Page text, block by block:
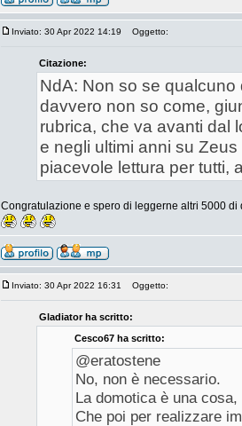
Inviato: 30 Apr 2022 14:19 Oggetto:
Citazione:
NdA: Non so se qualcuno
davvero non so come,
rubrica, che va avanti dal
e negli ultimi anni su
piacevole lettura per tutti,
Congratulazione e spero di leggerne altri 5000 di
Inviato: 30 Apr 2022 16:31 Oggetto:
Gladiator ha scritto:
Cesco67 ha scritto:
@eratostene
No, non è necessario.
La domotica è una
Che poi per realizzare